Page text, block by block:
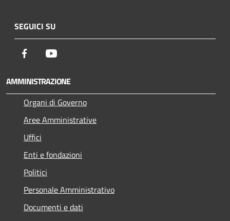
SEGUICI SU
Facebook
AMMINISTRAZIONE
Organi di Governo
Aree Amministrative
Uffici
Enti e fondazioni
Politici
Personale Amministrativo
Documenti e dati